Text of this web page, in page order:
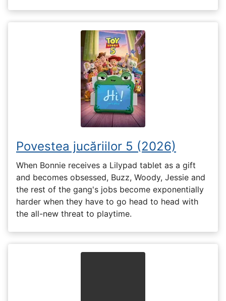
Povestea jucăriilor 5 (2026)
When Bonnie receives a Lilypad tablet as a gift
and becomes obsessed, Buzz, Woody, Jessie and
the rest of the gang's jobs become exponentially
harder when they have to go head to head with
the all-new threat to playtime.